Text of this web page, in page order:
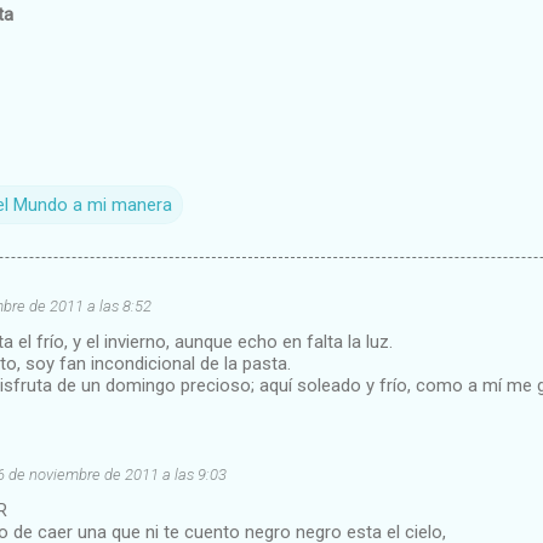
Mundo a mi manera
de 2011 a las 8:52
el frío, y el invierno, aunque echo en falta la luz.
soy fan incondicional de la pasta.
de un domingo precioso; aquí soleado y frío, como a mí me
de noviembre de 2011 a las 9:03
de caer una que ni te cuento negro negro esta el cielo,